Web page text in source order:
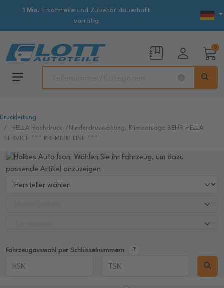
1 Mio.Ersatzteile und Zubehör dauerhaft
vorrätig
0
Druckleitung
HELLA Hochdruck-/Niederdruckleitung, Klimaanlage BEHR HELLA
SERVICE *** PREMIUM LINE ***
Wählen Sie ihr Fahrzeug, um dazu
passende Artikel anzuzeigen
Fahrzeugauswahl per Schlüsselnummern